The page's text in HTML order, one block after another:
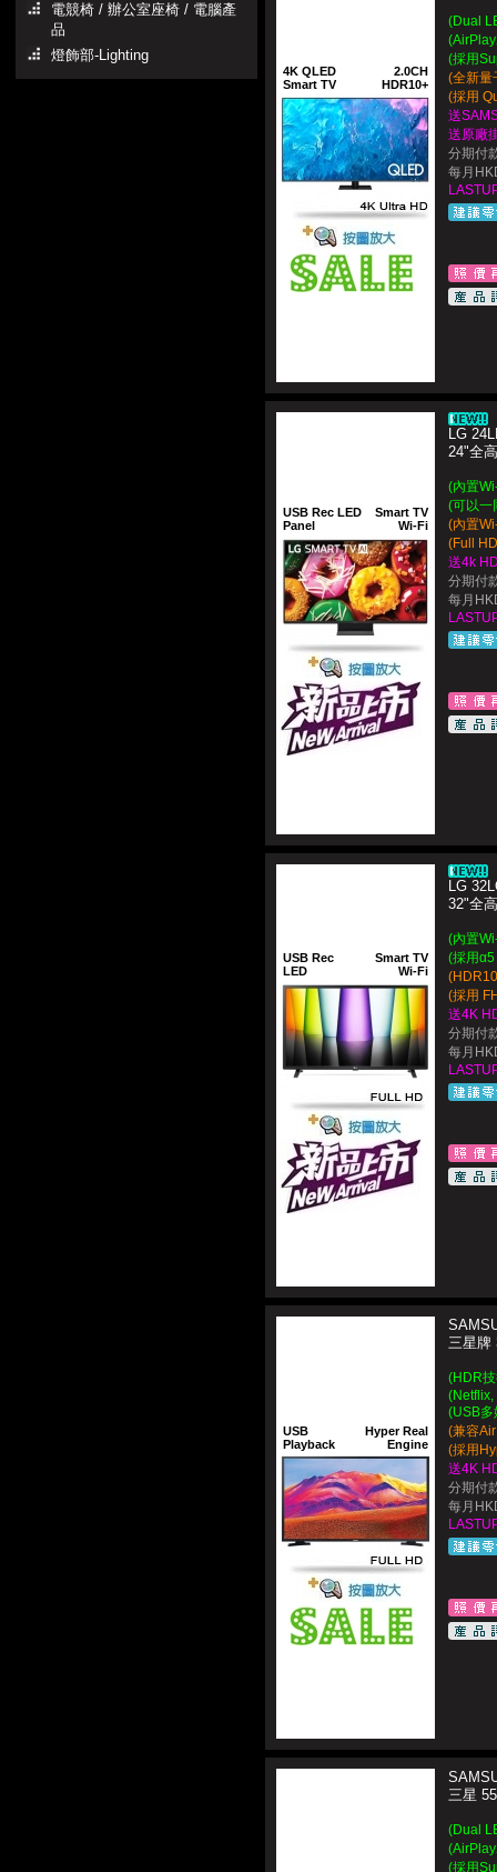
電競椅 / 辦公室座椅 / 電腦產
品
燈飾部-Lighting
4K QLED
Smart TV
2.0CH
HDR10+
(Dual
(採用
(全新量
(採用
送
送原廠
分期付
每月
USB Rec LED
Panel
Smart TV
Wi-Fi
LG
24"全
(內置
(可以一
(內置
(Full
送4k
分期付
每月
USB Rec
LED
Smart TV
Wi-Fi
LG
32"全
(內置
(採用
(採用
送4K
分期付
每月
USB
Playback
Hyper Real
Engine
三星牌
(HDR
(Netflix,
(USB多
(兼容
(採用
送4K
分期付
每月
三星
(Dual
(採用